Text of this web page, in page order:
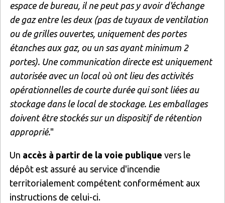
espace de bureau, il ne peut pas y avoir d'échange
de gaz entre les deux (pas de tuyaux de ventilation
ou de grilles ouvertes, uniquement des portes
étanches aux gaz, ou un sas ayant minimum 2
portes). Une communication directe est uniquement
autorisée avec un local où ont lieu des activités
opérationnelles de courte durée qui sont liées au
stockage dans le local de stockage. Les emballages
doivent être stockés sur un dispositif de rétention
approprié."
Un accès à partir de la voie publique vers le
dépôt est assuré au service d'incendie
territorialement compétent conformément aux
instructions de celui-ci.